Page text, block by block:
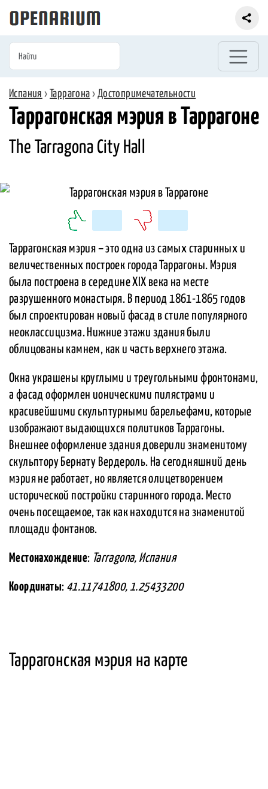
Испания ›Таррагона › Достопримечательности
Таррагонская мэрия в Таррагоне
The Tarragona City Hall
Таррагонская мэрия – это одна из самых старинных и
величественных построек города Таррагоны. Мэрия
была построена в середине XIX века на месте
разрушенного монастыря. В период 1861-1865 годов
был спроектирован новый фасад в стиле популярного
неоклассицизма. Нижние этажи здания были
облицованы камнем, как и часть верхнего этажа.
Окна украшены круглыми и треугольными фронтонами,
а фасад оформлен ионическими пилястрами и
красивейшими скульптурными барельефами, которые
изображают выдающихся политиков Таррагоны.
Внешнее оформление здания доверили знаменитому
скульптору Бернату Вердероль. На сегодняшний день
мэрия не работает, но является олицетворением
исторической постройки старинного города. Место
очень посещаемое, так как находится на знаменитой
площади фонтанов.
Местонахождение: Tarragona, Испания
Координаты: 41.11741800, 1.25433200
Таррагонская мэрия на карте